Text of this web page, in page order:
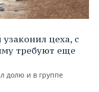
цеха, с
требуют еще
долю и в группе